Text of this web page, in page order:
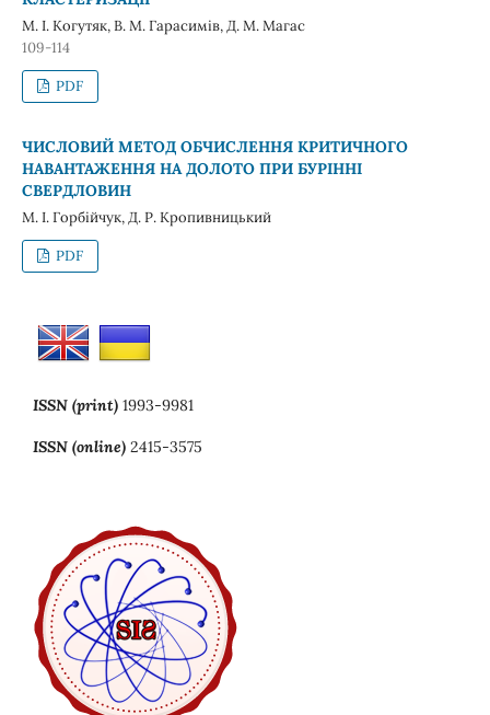
М. І. Когутяк, В. М. Гарасимів, Д. М. Магас
109-114
PDF
ЧИСЛОВИЙ МЕТОД ОБЧИСЛЕННЯ КРИТИЧНОГО
НАВАНТАЖЕННЯ НА ДОЛОТО ПРИ БУРІННІ
СВЕРДЛОВИН
М. І. Горбійчук, Д. Р. Кропивницький
PDF
ISSN (print) 1993-9981
ISSN (online) 2415-3575